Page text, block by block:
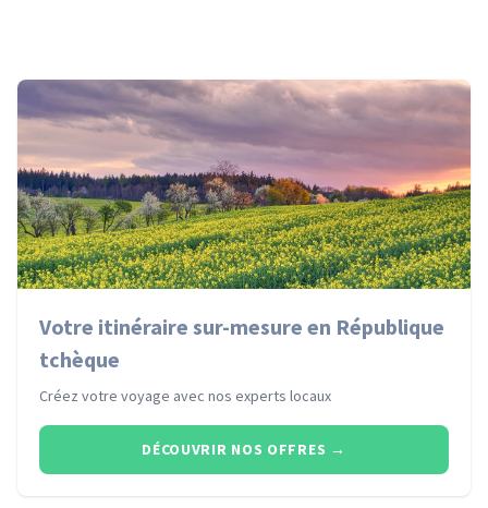
Votre itinéraire sur-mesure en République
tchèque
Créez votre voyage avec nos experts locaux
DÉCOUVRIR NOS OFFRES →